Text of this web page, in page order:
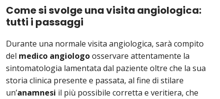
Come si svolge una visita angiologica:
tutti i passaggi
Durante una normale visita angiologica, sarà compito
del medico angiologoosservare attentamente la
sintomatologia lamentata dal paziente oltre che la sua
storia clinica presente e passata, al fine di stilare
un’anamnesi il più possibile corretta e veritiera, che